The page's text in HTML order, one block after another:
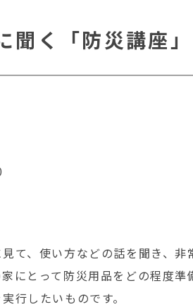
く「防災講座」
て、使い方などの話を聞き、
にとって防災用品をどの程度
行したいものです。